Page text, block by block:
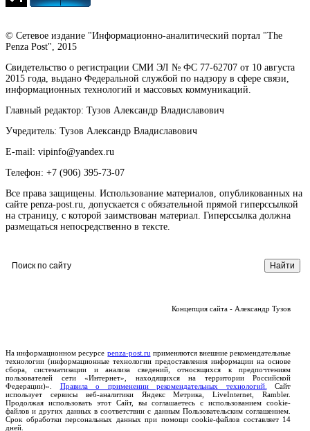
© Сетевое издание "Информационно-аналитический портал "The
Penza Post", 2015
Свидетельство о регистрации СМИ ЭЛ № ФС 77-62707 от 10 августа
2015 года, выдано Федеральной службой по надзору в сфере связи,
информационных технологий и массовых коммуникаций.
Главный редактор: Тузов Александр Владиславович
Учредитель: Тузов Александр Владиславович
E-mail: vipinfo@yandex.ru
Телефон: +7 (906) 395-73-07
Все права защищены. Использование материалов, опубликованных на
сайте penza-post.ru, допускается с обязательной прямой гиперссылкой
на страницу, с которой заимствован материал. Гиперссылка должна
размещаться непосредственно в тексте.
Концепция сайта - Александр Тузов
На информационном ресурсе penza-post.ru применяются внешние рекомендательные
технологии (информационные технологии предоставления информации на основе
сбора, систематизации и анализа сведений, относящихся к предпочтениям
пользователей сети «Интернет», находящихся на территории Российской
Федерации)». Правила о применении рекомендательных технологий.
Сайт
использует сервисы веб-аналитики Яндекс Метрика, LiveInternet, Rambler.
Продолжая использовать этот Сайт, вы соглашаетесь с использованием cookie-
файлов и других данных в соответствии с данным Пользовательским соглашением.
Срок обработки персональных данных при помощи cookie-файлов составляет 14
дней.